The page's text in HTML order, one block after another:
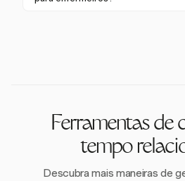
Ferramentas de
tempo
Descubra mais maneiras de